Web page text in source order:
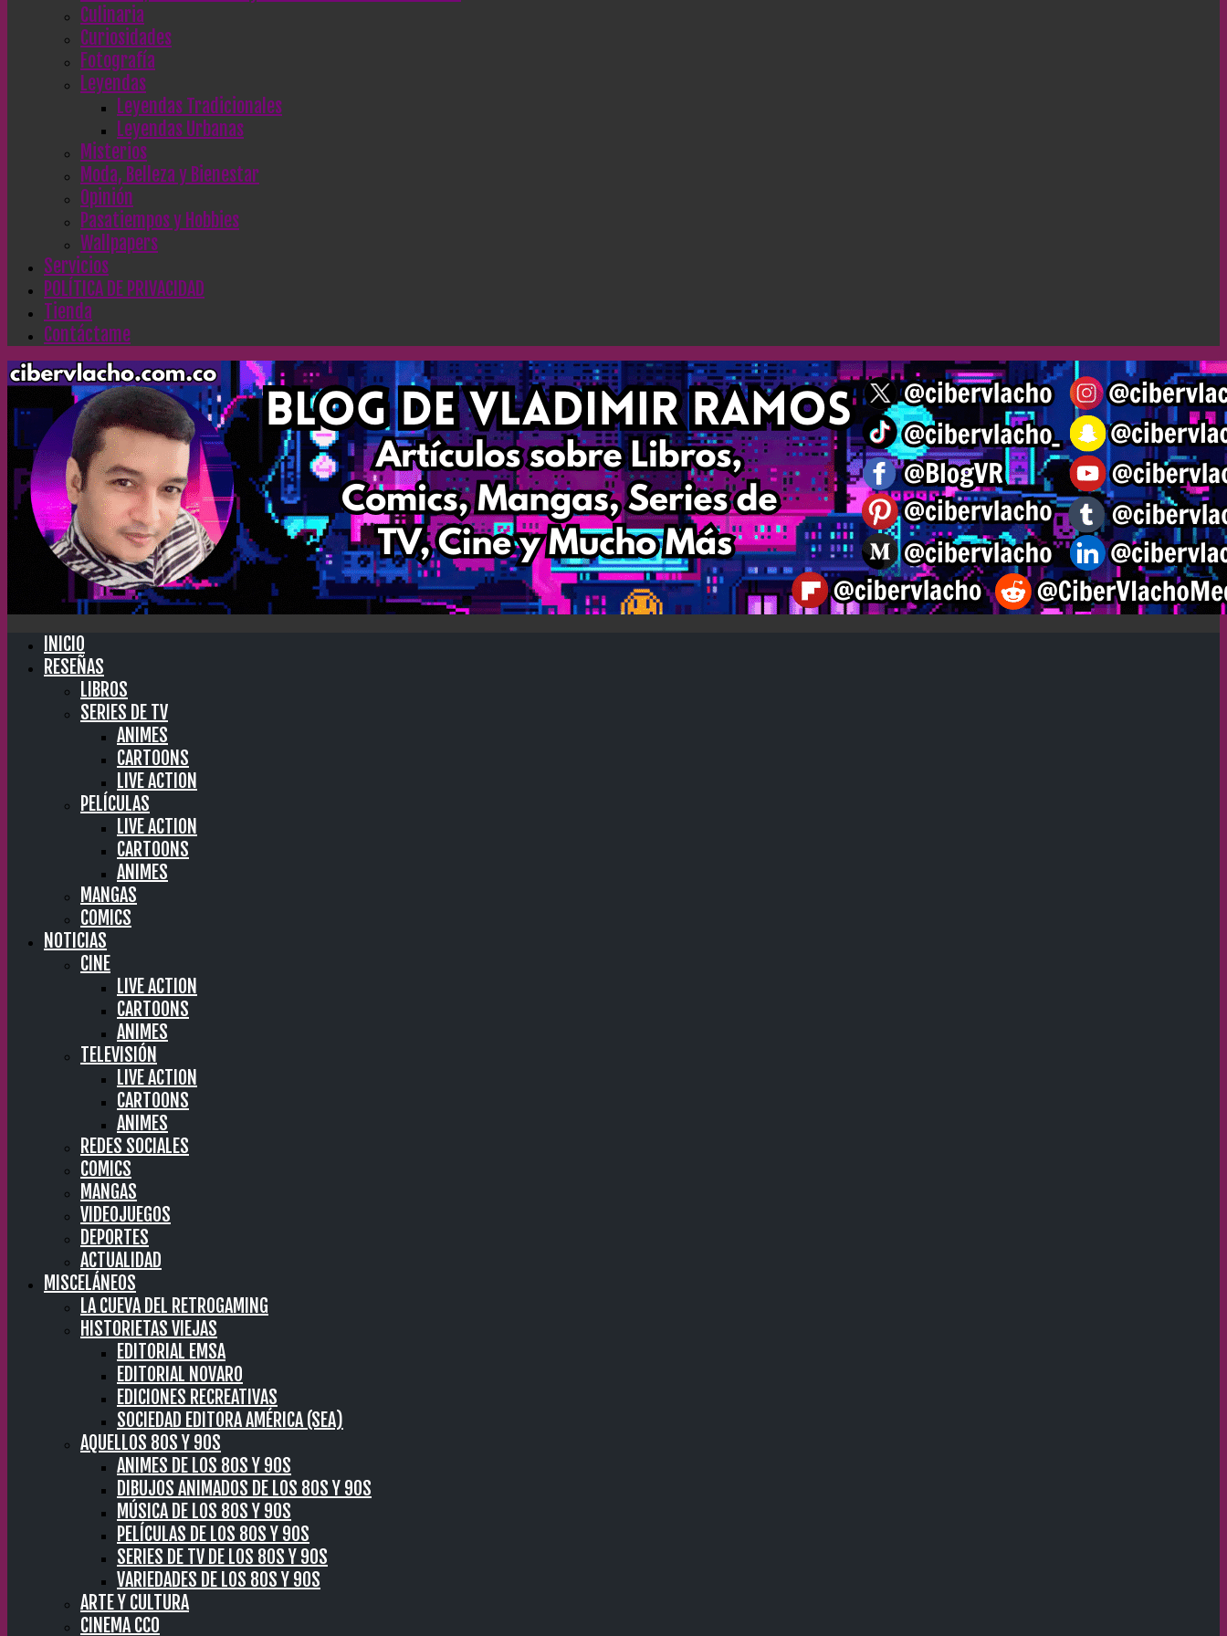
Culinaria
Curiosidades
Fotografía
Leyendas
Leyendas Tradicionales
Leyendas Urbanas
Misterios
Moda, Belleza y Bienestar
Opinión
Pasatiempos y Hobbies
Wallpapers
Servicios
POLÍTICA DE PRIVACIDAD
Tienda
Contáctame
INICIO
RESEÑAS
LIBROS
SERIES DE TV
ANIMES
CARTOONS
LIVE ACTION
PELÍCULAS
LIVE ACTION
CARTOONS
ANIMES
MANGAS
COMICS
NOTICIAS
CINE
LIVE ACTION
CARTOONS
ANIMES
TELEVISIÓN
LIVE ACTION
CARTOONS
ANIMES
REDES SOCIALES
COMICS
MANGAS
VIDEOJUEGOS
DEPORTES
ACTUALIDAD
MISCELÁNEOS
LA CUEVA DEL RETROGAMING
HISTORIETAS VIEJAS
EDITORIAL EMSA
EDITORIAL NOVARO
EDICIONES RECREATIVAS
SOCIEDAD EDITORA AMÉRICA (SEA)
AQUELLOS 80S Y 90S
ANIMES DE LOS 80S Y 90S
DIBUJOS ANIMADOS DE LOS 80S Y 90S
MÚSICA DE LOS 80S Y 90S
PELÍCULAS DE LOS 80S Y 90S
SERIES DE TV DE LOS 80S Y 90S
VARIEDADES DE LOS 80S Y 90S
ARTE Y CULTURA
CINEMA CC0